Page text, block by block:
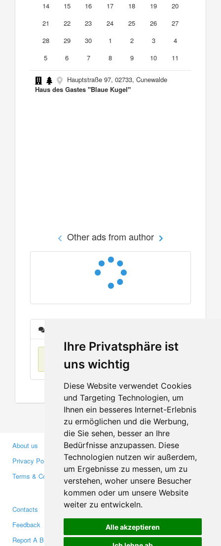
Ihre Privatsphäre ist
uns wichtig
Diese Website verwendet Cookies
und Targeting Technologien, um
Ihnen ein besseres Internet-Erlebnis
zu ermöglichen und die Werbung,
die Sie sehen, besser an Ihre
Bedürfnisse anzupassen. Diese
Technologien nutzen wir außerdem,
um Ergebnisse zu messen, um zu
verstehen, woher unsere Besucher
kommen oder um unsere Website
weiter zu entwickeln.
Alle akzeptieren
14
15 16 17 18 19
20
21
22 23 24 25 26
27
28
29 30 1 2 3
4
5
6 7 8 9 10 11
Hauptstraße 97, 02733, Cunewalde
Haus des Gastes "Blaue Kugel"
Other ads from author
No items found
About us
Privacy Policy
Terms & Conditions
Business Partners
Investors
Media
Contacts
Feedback
Report A Bug
Facebook
Twitter
YouTube